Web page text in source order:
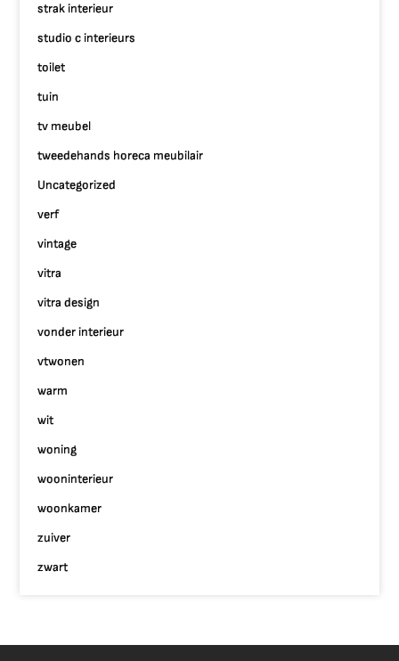
strak interieur
studio c interieurs
toilet
tuin
tv meubel
tweedehands horeca meubilair
Uncategorized
verf
vintage
vitra
vitra design
vonder interieur
vtwonen
warm
wit
woning
wooninterieur
woonkamer
zuiver
zwart